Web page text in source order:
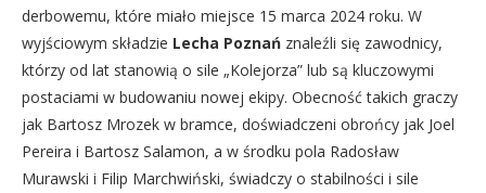
derbowemu, które miało miejsce 15 marca 2024 roku. W
wyjściowym składzie Lecha Poznań znaleźli się zawodnicy,
którzy od lat stanowią o sile „Kolejorza” lub są kluczowymi
postaciami w budowaniu nowej ekipy. Obecność takich graczy
jak Bartosz Mrozek w bramce, doświadczeni obrońcy jak Joel
Pereira i Bartosz Salamon, a w środku pola Radosław
Murawski i Filip Marchwiński, świadczy o stabilności i sile